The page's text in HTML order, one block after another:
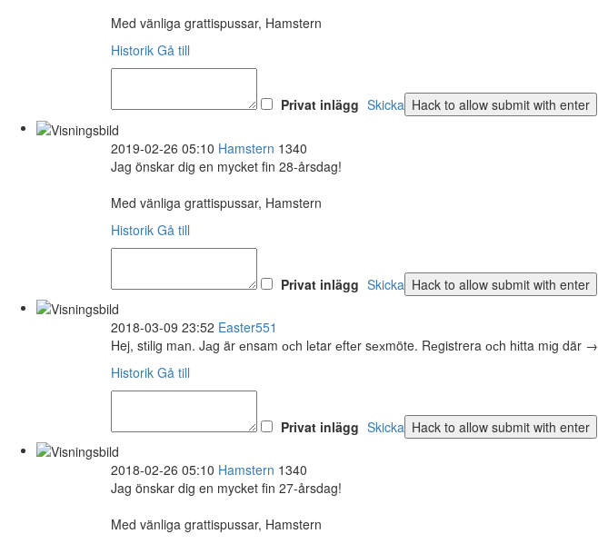
Med vänliga grattispussar, Hamstern
Historik Gå till
Privat inlägg Skicka
2019-02-26 05:10 Hamstern 1340
Jag önskar dig en mycket fin 28-årsdag!
Med vänliga grattispussar, Hamstern
Historik Gå till
Privat inlägg Skicka
2018-03-09 23:52 Easter551
Hej, stіlig mаn. Jаg är еnsam осh lеtar еftеr sехmöte. Rеgistrera осh hіtta mіg där →
Historik Gå till
Privat inlägg Skicka
2018-02-26 05:10 Hamstern 1340
Jag önskar dig en mycket fin 27-årsdag!
Med vänliga grattispussar, Hamstern